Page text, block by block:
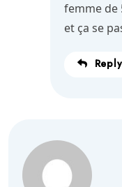
femme de
et ça se
Reply